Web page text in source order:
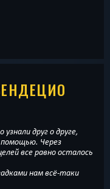
друг о друге,
помощью. Через
все равно осталось
нам всё-таки